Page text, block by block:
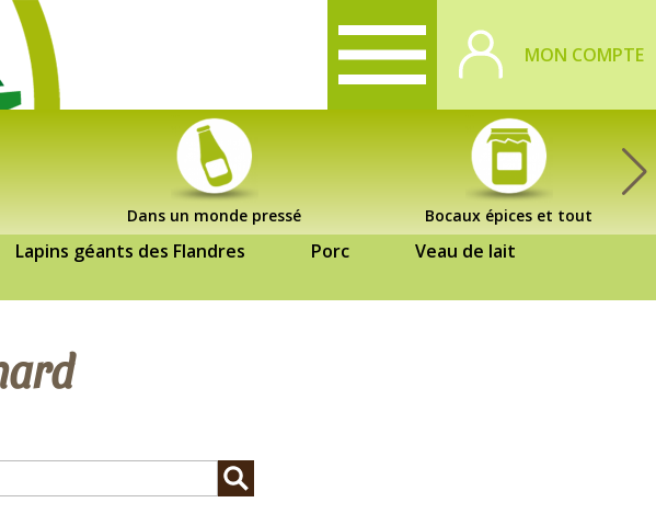
MON COMPTE
Dans un monde pressé Bocaux épices et tout
Lapins géants des Flandres Porc
Veau de lait